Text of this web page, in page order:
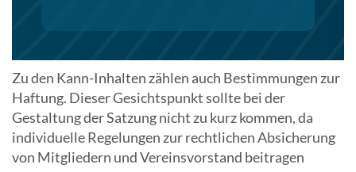
Zu den Kann-Inhalten zählen auch Bestimmungen zur
Haftung. Dieser Gesichtspunkt sollte bei der
Gestaltung der Satzung nicht zu kurz kommen, da
individuelle Regelungen zur rechtlichen Absicherung
von Mitgliedern und Vereinsvorstand beitragen